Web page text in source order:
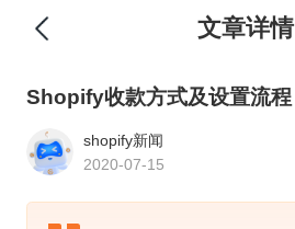
文章详情
Shopify收款方式及设置流程
shopify新闻
2020-07-15